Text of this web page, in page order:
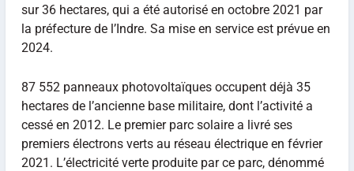
sur 36 hectares, qui a été autorisé en octobre 2021 par
la préfecture de l’Indre. Sa mise en service est prévue en
2024.
87 552 panneaux photovoltaïques occupent déjà 35
hectares de l’ancienne base militaire, dont l’activité a
cessé en 2012. Le premier parc solaire a livré ses
premiers électrons verts au réseau électrique en février
2021. L’électricité verte produite par ce parc, dénommé